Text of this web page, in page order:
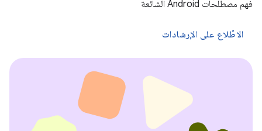
فهم مصطلحات Android الشائعة
الاطّلاع على الإرشادات